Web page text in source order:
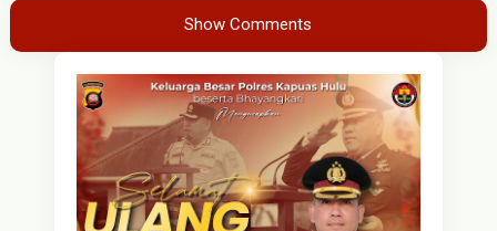
Show Comments